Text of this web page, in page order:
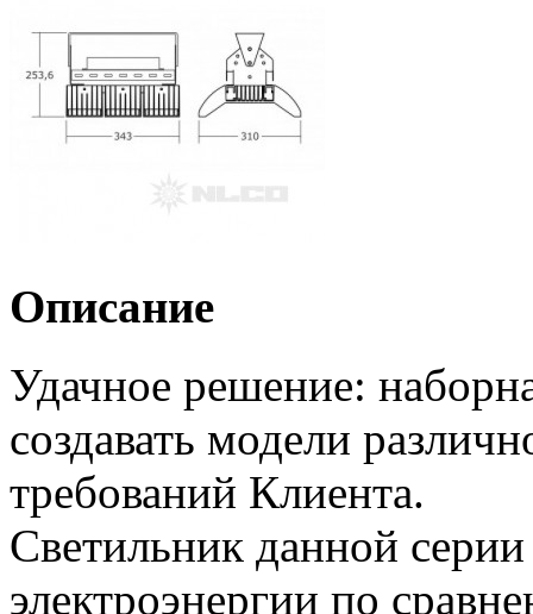
Описание
Удачное решение:
создавать модели
требований Клиента.
Светильник данной
электроэнергии по